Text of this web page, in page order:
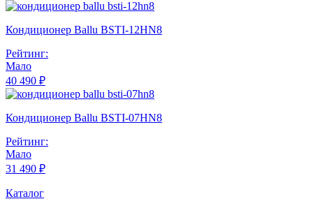
Кондиционер Ballu BSTI-12HN8
Рейтинг:
Мало
40 490 ₽
Кондиционер Ballu BSTI-07HN8
Рейтинг:
Мало
31 490 ₽
Каталог